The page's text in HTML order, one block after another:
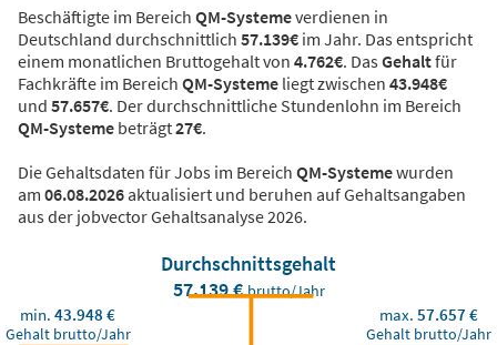
Beschäftigte im Bereich QM-Systemeverdienen in
Deutschland durchschnittlich 57.139€ im Jahr. Das entspricht
einem monatlichen Bruttogehalt von 4.762€. DasGehaltfür
Fachkräfte im Bereich QM-Systeme liegt zwischen 43.948€
und 57.657€. Der durchschnittliche Stundenlohn im Bereich
QM-Systeme beträgt27€.
Die Gehaltsdaten für Jobs im Bereich QM-Systemewurden
am 06.08.2026aktualisiert und beruhen auf Gehaltsangaben
aus der jobvector Gehaltsanalyse 2026.
Durchschnittsgehalt
57.139 €brutto/Jahr
min.43.948 €
Gehalt brutto/Jahr
max.57.657 €
Gehalt brutto/Jahr